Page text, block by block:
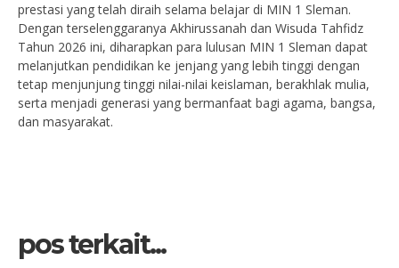
prestasi yang telah diraih selama belajar di MIN 1 Sleman.
Dengan terselenggaranya Akhirussanah dan Wisuda Tahfidz
Tahun 2026 ini, diharapkan para lulusan MIN 1 Sleman dapat
melanjutkan pendidikan ke jenjang yang lebih tinggi dengan
tetap menjunjung tinggi nilai-nilai keislaman, berakhlak mulia,
serta menjadi generasi yang bermanfaat bagi agama, bangsa,
dan masyarakat.
pos terkait...